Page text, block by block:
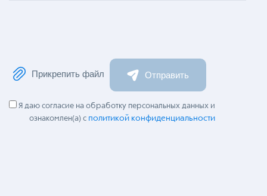
Прикрепить файл Отправить
Я даю согласие на обработку персональных данных и
ознакомлен(а) с политикой конфиденциальности